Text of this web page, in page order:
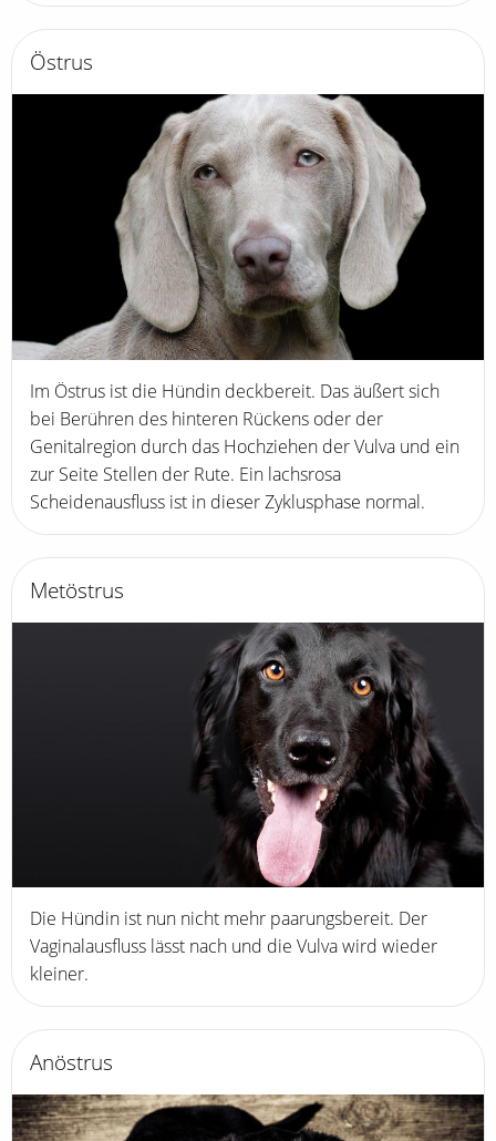
Östrus
Im Östrus ist die Hündin deckbereit. Das äußert sich
bei Berühren des hinteren Rückens oder der
Genitalregion durch das Hochziehen der Vulva und ein
zur Seite Stellen der Rute. Ein lachsrosa
Scheidenausfluss ist in dieser Zyklusphase normal.
Metöstrus
Die Hündin ist nun nicht mehr paarungsbereit. Der
Vaginalausfluss lässt nach und die Vulva wird wieder
kleiner.
Anöstrus